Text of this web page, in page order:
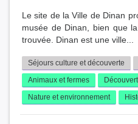
Le site de la Ville de Dinan
musée de Dinan, bien que
trouvée. Dinan est une ville...
Séjours culture et découverte
Animaux et fermes
Nature et environnement